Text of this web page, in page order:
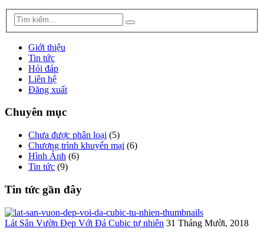
Giới thiệu
Tin tức
Hỏi đáp
Liên hệ
Đăng xuất
Chuyên mục
Chưa được phân loại (5)
Chương trình khuyến mại (6)
Hình Ảnh (6)
Tin tức (9)
Tin tức gần đây
Lát Sân Vườn Đẹp Với Đá Cubic tự nhiên 31 Tháng Mười, 2018